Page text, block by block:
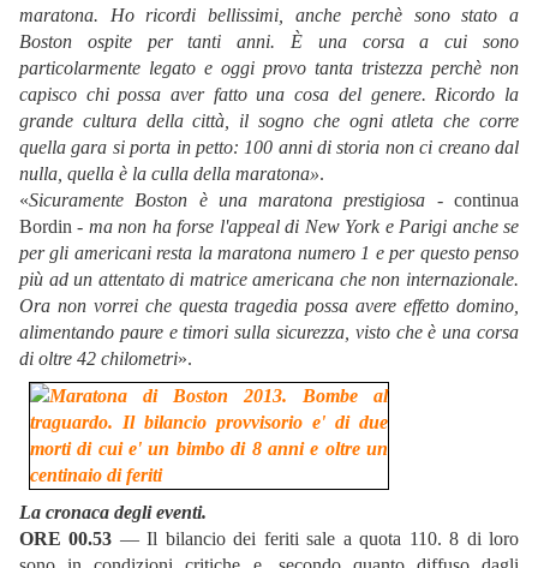
maratona. Ho ricordi bellissimi, anche perchè sono stato a
Boston ospite per tanti anni. È una corsa a cui sono
particolarmente legato e oggi provo tanta tristezza perchè non
capisco chi possa aver fatto una cosa del genere. Ricordo la
grande cultura della città, il sogno che ogni atleta che corre
quella gara si porta in petto: 100 anni di storia non ci creano dal
nulla, quella è la culla della maratona».
«Sicuramente Boston è una maratona prestigiosa - continua
Bordin - ma non ha forse l'appeal di New York e Parigi anche se
per gli americani resta la maratona numero 1 e per questo penso
più ad un attentato di matrice americana che non internazionale.
Ora non vorrei che questa tragedia possa avere effetto domino,
alimentando paure e timori sulla sicurezza, visto che è una corsa
di oltre 42 chilometri».
La cronaca degli eventi.
ORE 00.53 — Il bilancio dei feriti sale a quota 110. 8 di loro